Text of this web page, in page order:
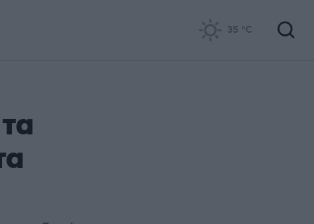
35 °C